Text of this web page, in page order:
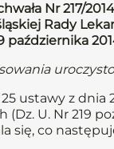
Nr 217/2014
Rady
października
ustawy z dnia
U. Nr 219
się, co